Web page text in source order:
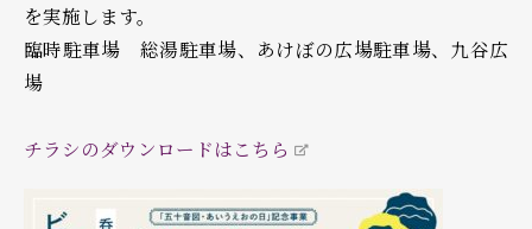
を実施します。
臨時駐車場 総湯駐車場、あけぼの広場駐車場、九谷広
場
チラシのダウンロードはこちら